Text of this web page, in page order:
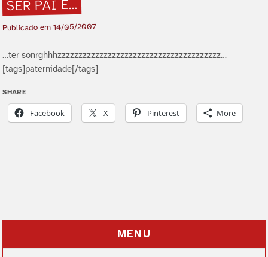
SER PAI É…
Publicado em14/05/2007
…ter sonrghhhzzzzzzzzzzzzzzzzzzzzzzzzzzzzzzzzzzzzzzz…
[tags]paternidade[/tags]
SHARE
Facebook X Pinterest More
MENU